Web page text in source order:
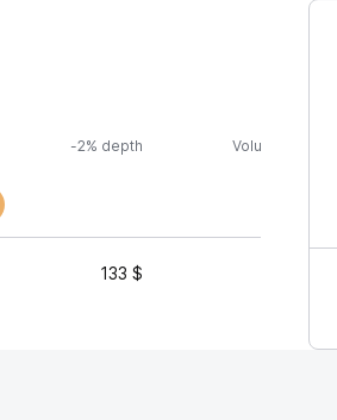
-2% depth Volume (24h)
133 $